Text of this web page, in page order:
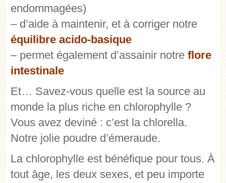
endommagées)
– d’aide à maintenir, et à corriger notre
équilibre acido-basique
– permet également d’assainir notre flore
intestinale
Et… Savez-vous quelle est la source au
monde la plus riche en chlorophylle ?
Vous avez deviné : c’est la chlorella.
Notre jolie poudre d’émeraude.
La chlorophylle est bénéfique pour tous. À
tout âge, les deux sexes, et peu importe